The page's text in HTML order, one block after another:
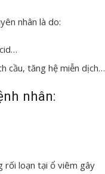
nhân là do:
cầu, tăng hệ miễn dịch…
nhân:
rối loạn tại ổ viêm gây